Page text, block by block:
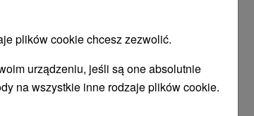
Dolná
plików cookie chcesz zezwolić.
urządzeniu, jeśli są one absolutnie
na wszystkie inne rodzaje plików cookie.